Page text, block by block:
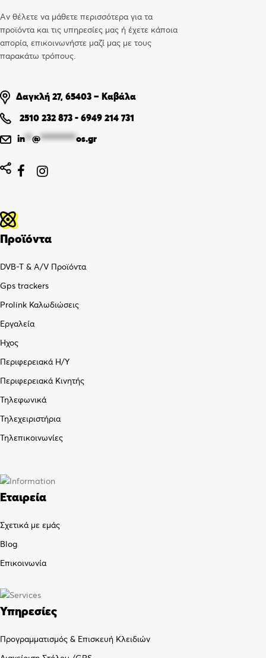
Αν θέλετε να μάθετε περισσότερα για τα
προϊόντα και τις υπηρεσίες μας ή έχετε κάποια
απορία, επικοινωνήστε μαζί μας με τους
παρακάτω τρόπους.
Δαγκλή 27, 65403 – Καβάλα
2510 232 873 - 6949 214 731
in**@**********os.gr
 
Προϊόντα
DVB-T & A/V Προϊόντα
Gps trackers
Prolink Καλωδιώσεις
Εργαλεία
Ήχος
Περιφερειακά Η/Υ
Περιφερειακά Κινητής
Τηλεφωνικά
Τηλεχειριστήρια
Τηλεπικοινωνίες
Εταιρεία
Σχετικά με εμάς
Blog
Επικοινωνία
Υπηρεσίες
Προγραμματισμός & Επισκευή Κλειδιών